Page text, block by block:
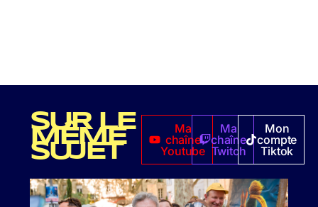
SUR LE
MÊME
SUJET
Ma
chaîne
Youtube
Ma
chaîne
Twitch
Mon
compte
Tiktok